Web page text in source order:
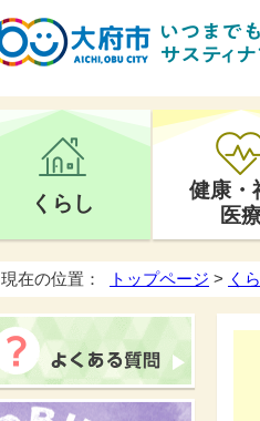
くらし
健康・
医
現在の位置： トップページ > く